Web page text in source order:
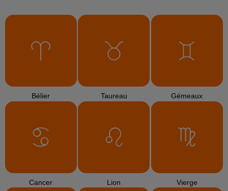
Bélier Taureau Gémeaux
Cancer Lion Vierge